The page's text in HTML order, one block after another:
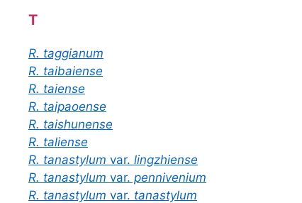
T
R. taggianum
R. taibaiense
R. taiense
R. taipaoense
R. taishunense
R. taliense
R. tanastylum var. lingzhiense
R. tanastylum var. pennivenium
R. tanastylum var. tanastylum